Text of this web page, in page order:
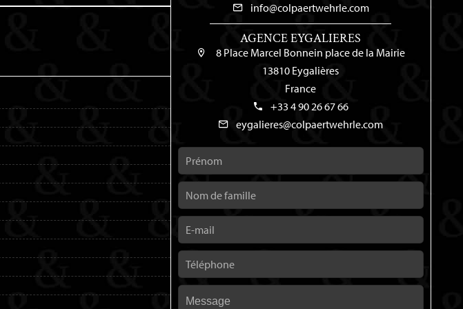
info@colpaertwehrle.com
AGENCE EYGALIERES
8 Place Marcel Bonnein place de la Mairie
13810 Eygalières
France
+33 4 90 26 67 66
eygalieres@colpaertwehrle.com